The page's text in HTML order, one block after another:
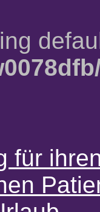
für